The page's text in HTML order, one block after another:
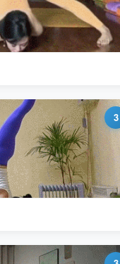
3